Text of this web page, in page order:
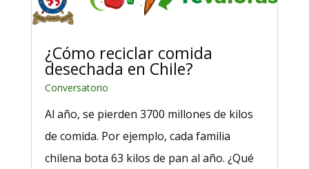
¿Cómo reciclar comida
desechada en Chile?
Conversatorio
Al año, se pierden 3700 millones de kilos
de comida. Por ejemplo, cada familia
chilena bota 63 kilos de pan al año. ¿Qué